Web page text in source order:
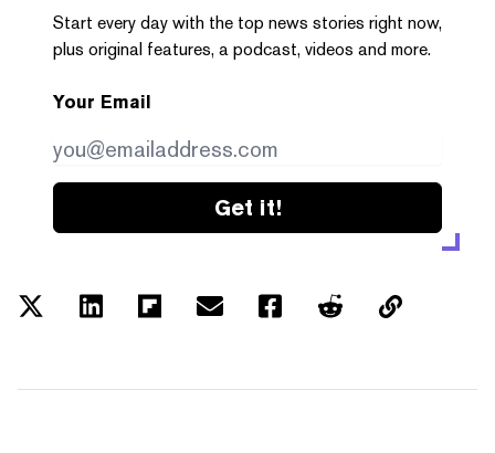
Start every day with the top news stories right now,
plus original features, a podcast, videos and more.
Your Email
Get it!